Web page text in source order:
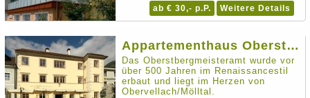
Weitere Details
ab € 30,- p.P.
Appartementhaus Oberstbergmeisteramt
Das Oberstbergmeisteramt wurde vor
über 500 Jahren im Renaissancestil
erbaut und liegt im Herzen von
Obervellach/Mölltal.